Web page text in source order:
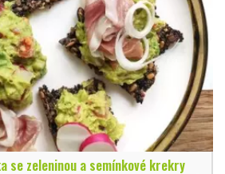
se zeleninou a semínkové krekry